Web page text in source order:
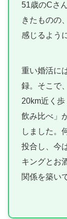
51歳のCさ
きたものの
感じるよう
重い婚活に
録。そこで
20km近く
飲み比べ」
しました。
投合し、今
キングとお
関係を築い